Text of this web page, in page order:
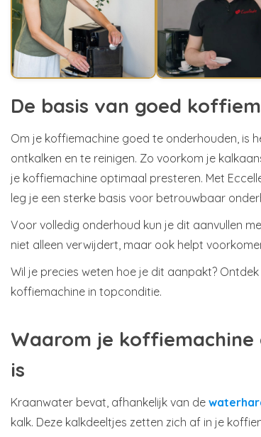
De basis van goed
Om je koffiemachine goed te onderhouden, is
ontkalken en te reinigen. Zo voorkom je
je koffiemachine optimaal presteren. Met
leg je een sterke basis voor betrouwbaar
Voor volledig onderhoud kun je dit aanvullen
niet alleen verwijdert, maar ook helpt
Wil je precies weten hoe je dit aanpakt?
koffiemachine in topconditie.
Waarom je
is
Kraanwater bevat, afhankelijk van de
kalk. Deze kalkdeeltjes zetten zich af in je